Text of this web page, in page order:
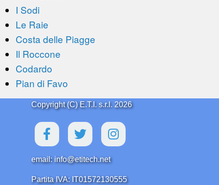
I Sodi
Le Raie
Costa delle Piagge
Il Roccone
Codardo
Pian di Favo
Copyright (C) E.T.I. s.r.l. 2026
email: info@etitech.net
Partita IVA: IT01572130555